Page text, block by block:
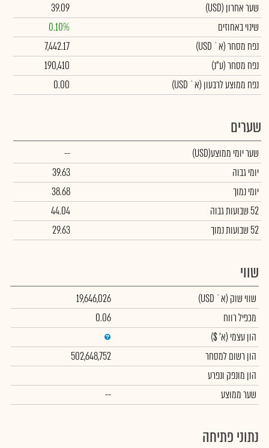
שער אחרון (USD)
39.09
שינוי באחוזים
0.10%
נפח מסחר(א` USD)
7,442.17
נפח מסחר(ע"נ)
190,410
נפח ממוצע לרבעון (א` USD)
0.00
שערים
שער יומי ממוצע(USD)
--
יומי גבוה
39.63
יומי נמוך
38.68
52 שבועות גבוה
44.04
52 שבועות נמוך
29.63
שווי
שווי שוק (א` USD)
19,646,026
מכפיל רווח
0.06
הון עצמי (א' $)
הון רשום למסחר
502,648,752
הון מונפק ונפרע
שער ממוצע
--
נתוני פתיחה